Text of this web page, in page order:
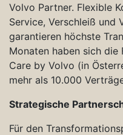
Volvo Partner. Flexible
Service, Verschleiß und
garantieren höchste
Monaten haben sich die
Care by Volvo (in
mehr als 10.000
Strategische
Für den